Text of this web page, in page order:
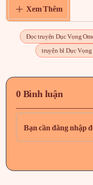
Xem Thêm
Đọc truyện Dục Vọng
truyện bl Dục Vọng
0 Bình luận
Bạn cần đăng nhập